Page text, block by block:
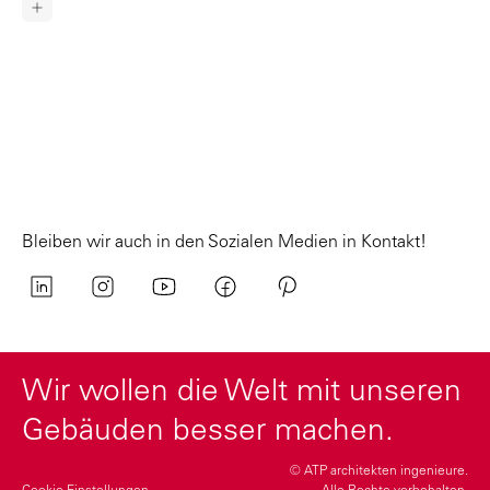
Bleiben wir auch in den Sozialen Medien in Kontakt!
Wir wollen die Welt mit unseren
Gebäuden besser machen.
© ATP architekten ingenieure.